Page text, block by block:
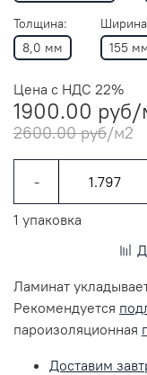
Толщина:
8,0 мм
155
Цена с НДС 22%
1900.00 руб/
2600.00 руб/м2
-
1 упаковка
Ламинат
Рекомендуется
пароизоляционная
Доставим